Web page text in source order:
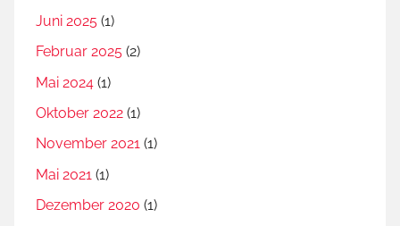
Juni 2025 (1)
Februar 2025 (2)
Mai 2024 (1)
Oktober 2022 (1)
November 2021 (1)
Mai 2021 (1)
Dezember 2020 (1)